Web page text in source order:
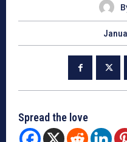
Spread the love